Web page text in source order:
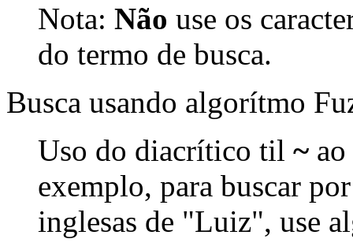
Nota: Não use os
do termo de busca.
Busca usando algorítmo
Uso do diacrítico til ~
exemplo, para buscar
inglesas de "Luiz", use